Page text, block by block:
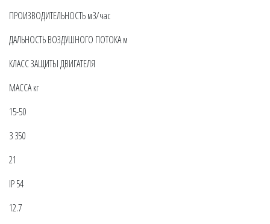
ПРОИЗВОДИТЕЛЬНОСТЬ м3/час
ДАЛЬНОСТЬ ВОЗДУШНОГО ПОТОКА м
КЛАСС ЗАЩИТЫ ДВИГАТЕЛЯ
МАССА кг
15-50
3 350
21
IP 54
12.7